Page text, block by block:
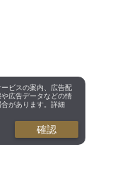
ビスの案内、広告配
広告データなどの情
があります。詳細
確認